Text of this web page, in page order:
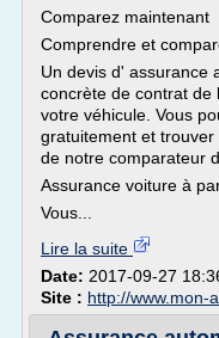
Comparez maintenant
Comprendre et
Un devis d' assurance
concrète de contrat
votre véhicule. Vous
gratuitement et
de notre comparateur
Assurance voiture à
Vous...
Lire la suite
Date: 2017-09-27
Site : http://www.mon-